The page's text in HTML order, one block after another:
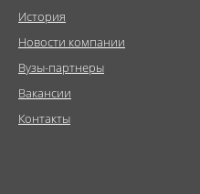
История
Новости компании
Вузы-партнеры
Вакансии
Контакты